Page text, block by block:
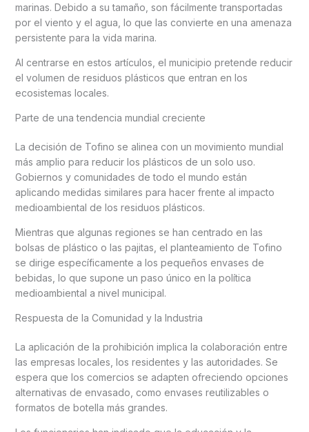
marinas. Debido a su tamaño, son fácilmente transportadas
por el viento y el agua, lo que las convierte en una amenaza
persistente para la vida marina.
Al centrarse en estos artículos, el municipio pretende reducir
el volumen de residuos plásticos que entran en los
ecosistemas locales.
Parte de una tendencia mundial creciente
La decisión de Tofino se alinea con un movimiento mundial
más amplio para reducir los plásticos de un solo uso.
Gobiernos y comunidades de todo el mundo están
aplicando medidas similares para hacer frente al impacto
medioambiental de los residuos plásticos.
Mientras que algunas regiones se han centrado en las
bolsas de plástico o las pajitas, el planteamiento de Tofino
se dirige específicamente a los pequeños envases de
bebidas, lo que supone un paso único en la política
medioambiental a nivel municipal.
Respuesta de la Comunidad y la Industria
La aplicación de la prohibición implica la colaboración entre
las empresas locales, los residentes y las autoridades. Se
espera que los comercios se adapten ofreciendo opciones
alternativas de envasado, como envases reutilizables o
formatos de botella más grandes.